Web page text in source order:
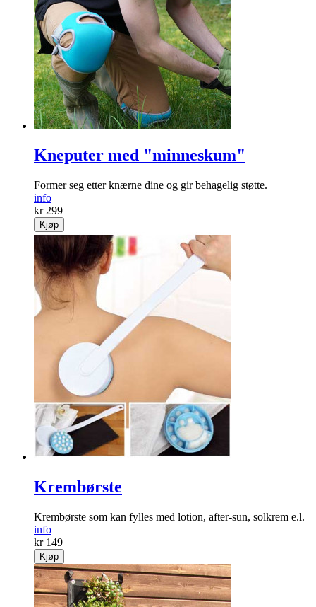
Kneputer med "minneskum"
Former seg etter knærne dine og gir behagelig støtte.
info
kr 299
Kjøp
Krembørste
Krembørste som kan fylles med lotion, after-sun, solkrem e.l.
info
kr 149
Kjøp